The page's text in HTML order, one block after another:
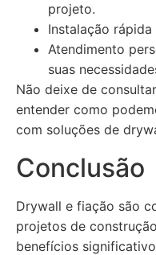
projeto.
Instalação
Atendimento
suas
Não deixe de
entender como
com soluções de
Conclusão
Drywall e fiação são
projetos de
benefícios